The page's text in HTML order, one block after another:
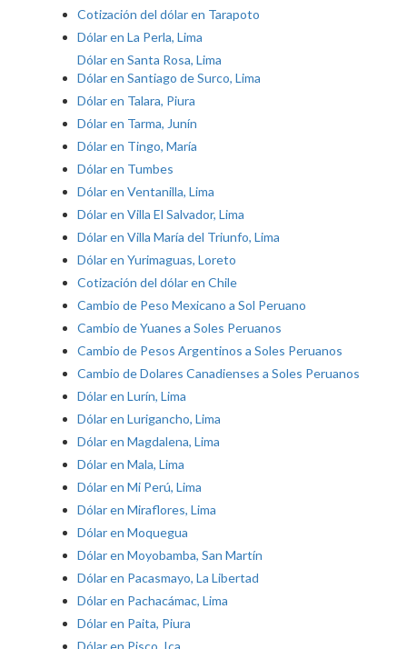
Cotización del dólar en Tarapoto
Dólar en La Perla, Lima
Dólar en Santa Rosa, Lima
Dólar en Santiago de Surco, Lima
Dólar en Talara, Piura
Dólar en Tarma, Junín
Dólar en Tingo, María
Dólar en Tumbes
Dólar en Ventanilla, Lima
Dólar en Villa El Salvador, Lima
Dólar en Villa María del Triunfo, Lima
Dólar en Yurimaguas, Loreto
Cotización del dólar en Chile
Cambio de Peso Mexicano a Sol Peruano
Cambio de Yuanes a Soles Peruanos
Cambio de Pesos Argentinos a Soles Peruanos
Cambio de Dolares Canadienses a Soles Peruanos
Dólar en Lurín, Lima
Dólar en Lurigancho, Lima
Dólar en Magdalena, Lima
Dólar en Mala, Lima
Dólar en Mi Perú, Lima
Dólar en Miraflores, Lima
Dólar en Moquegua
Dólar en Moyobamba, San Martín
Dólar en Pacasmayo, La Libertad
Dólar en Pachacámac, Lima
Dólar en Paita, Piura
Dólar en Pisco, Ica